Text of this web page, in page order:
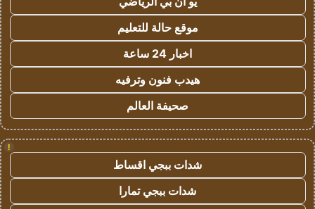
موقع حالة للتعليم
اخبار 24 ساعة
هيدب فنون وترفيه
صحيفة العالم
!
شدات ببجي اقساط
شدات ببجي تمارا